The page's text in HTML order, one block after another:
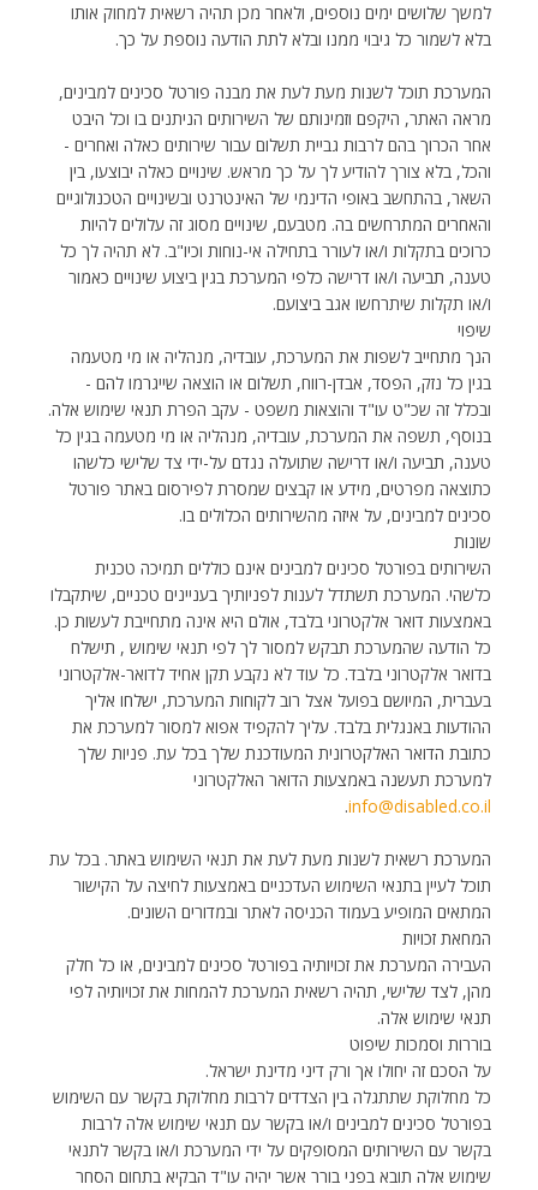
למשך שלושים ימים נוספים, ולאחר מכן תהיה רשאית למחוק אותו
בלא לשמור כל גיבוי ממנו ובלא לתת הודעה נוספת על כך.
המערכת תוכל לשנות מעת לעת את מבנה פורטל סכינים למבינים,
מראה האתר, היקפם וזמינותם של השירותים הניתנים בו וכל היבט
אחר הכרוך בהם לרבות גביית תשלום עבור שירותים כאלה ואחרים -
והכל, בלא צורך להודיע לך על כך מראש. שינויים כאלה יבוצעו, בין
השאר, בהתחשב באופי הדינמי של האינטרנט ובשינויים הטכנולוגיים
והאחרים המתרחשים בה. מטבעם, שינויים מסוג זה עלולים להיות
כרוכים בתקלות ו/או לעורר בתחילה אי-נוחות וכיו"ב. לא תהיה לך כל
טענה, תביעה ו/או דרישה כלפי המערכת בגין ביצוע שינויים כאמור
ו/או תקלות שיתרחשו אגב ביצועם.
שיפוי
הנך מתחייב לשפות את המערכת, עובדיה, מנהליה או מי מטעמה
בגין כל נזק, הפסד, אבדן-רווח, תשלום או הוצאה שייגרמו להם -
ובכלל זה שכ"ט עו"ד והוצאות משפט - עקב הפרת תנאי שימוש אלה.
בנוסף, תשפה את המערכת, עובדיה, מנהליה או מי מטעמה בגין כל
טענה, תביעה ו/או דרישה שתועלה נגדם על-ידי צד שלישי כלשהו
כתוצאה מפרטים, מידע או קבצים שמסרת לפירסום באתר פורטל
סכינים למבינים, על איזה מהשירותים הכלולים בו.
שונות
השירותים בפורטל סכינים למבינים אינם כוללים תמיכה טכנית
כלשהי. המערכת תשתדל לענות לפניותיך בעניינים טכניים, שיתקבלו
באמצעות דואר אלקטרוני בלבד, אולם היא אינה מתחייבת לעשות כן.
כל הודעה שהמערכת תבקש למסור לך לפי תנאי שימוש , תישלח
בדואר אלקטרוני בלבד. כל עוד לא נקבע תקן אחיד לדואר-אלקטרוני
בעברית, המיושם בפועל אצל רוב לקוחות המערכת, ישלחו אליך
ההודעות באנגלית בלבד. עליך להקפיד אפוא למסור למערכת את
כתובת הדואר האלקטרונית המעודכנת שלך בכל עת. פניות שלך
למערכת תעשנה באמצעות הדואר האלקטרוני
info@disabled.co.il
.
המערכת רשאית לשנות מעת לעת את תנאי השימוש באתר. בכל עת
תוכל לעיין בתנאי השימוש העדכניים באמצעות לחיצה על הקישור
המתאים המופיע בעמוד הכניסה לאתר ובמדורים השונים.
המחאת זכויות
העבירה המערכת את זכויותיה בפורטל סכינים למבינים, או כל חלק
מהן, לצד שלישי, תהיה רשאית המערכת להמחות את זכויותיה לפי
תנאי שימוש אלה.
בוררות וסמכות שיפוט
על הסכם זה יחולו אך ורק דיני מדינת ישראל.
כל מחלוקת שתתגלה בין הצדדים לרבות מחלוקת בקשר עם השימוש
בפורטל סכינים למבינים ו/או בקשר עם תנאי שימוש אלה לרבות
בקשר עם השירותים המסופקים על ידי המערכת ו/או בקשר לתנאי
שימוש אלה תובא בפני בורר אשר יהיה עו"ד הבקיא בתחום הסחר